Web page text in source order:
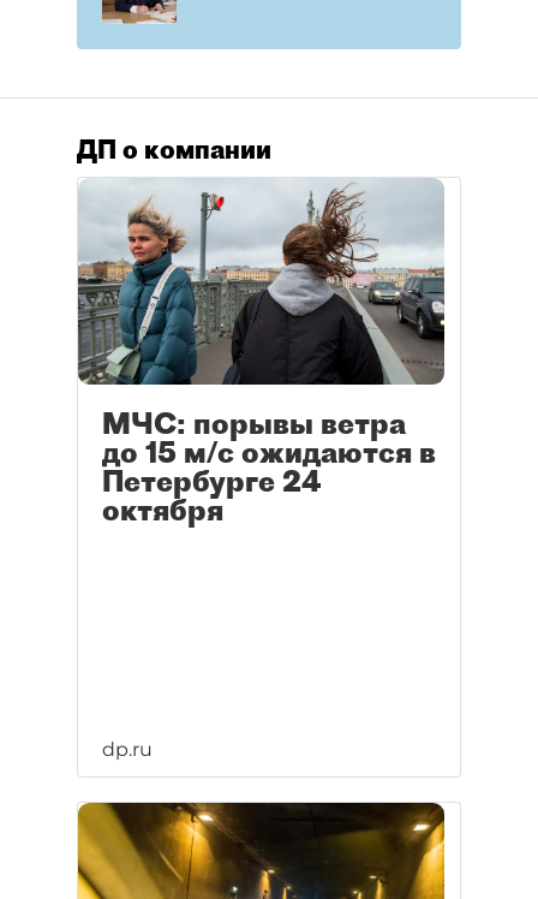
ДП о компании
МЧС: порывы ветра
до 15 м/c ожидаются в
Петербурге 24
октября
dp.ru